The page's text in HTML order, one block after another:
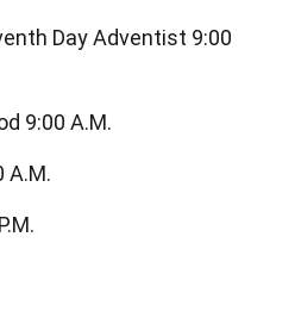
Day Adventist 9:00
9:00 A.M.
A.M.